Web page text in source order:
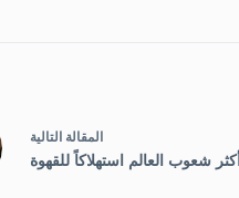
المقالة التالية
أكثر شعوب العالم استهلاكاً للقهوة